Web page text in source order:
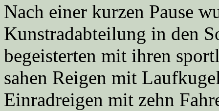
Nach einer kurzen Pause
Kunstradabteilung in den
begeisterten mit ihren
sahen Reigen mit
Einradreigen mit zehn